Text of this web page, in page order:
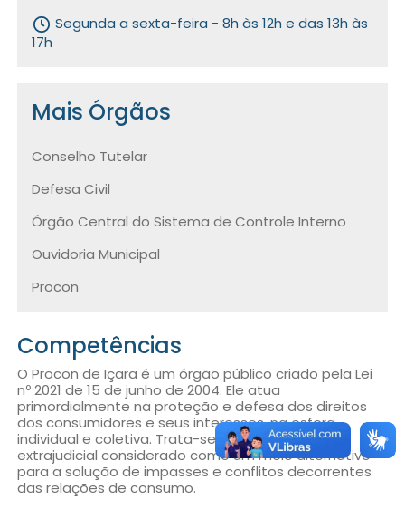
Segunda a sexta-feira - 8h às 12h e das 13h às
17h
Mais Órgãos
Conselho Tutelar
Defesa Civil
Órgão Central do Sistema de Controle Interno
Ouvidoria Municipal
Procon
Competências
O Procon de Içara é um órgão público criado pela Lei
nº 2021 de 15 de junho de 2004. Ele atua
primordialmente na proteção e defesa dos direitos
dos consumidores e seus interesses, na esfera
individual e coletiva. Trata-se de um órgão
extrajudicial considerado como um meio alternativo
para a solução de impasses e conflitos decorrentes
das relações de consumo.